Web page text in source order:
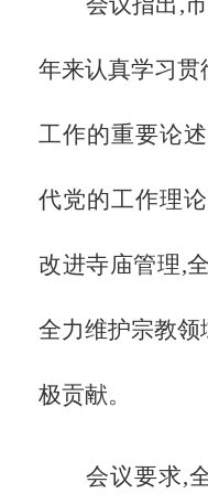
年来认真学习
工作的重要论
代党的工作理
改进寺庙管理,
全力维护宗教领
极贡献。
会议要求,